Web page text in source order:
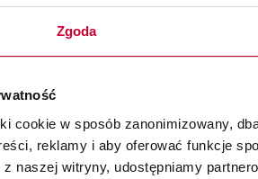
Zgoda
cookie w sposób zanonimizowany,
reklamy i aby oferować funkcje
naszej witryny, udostępniamy